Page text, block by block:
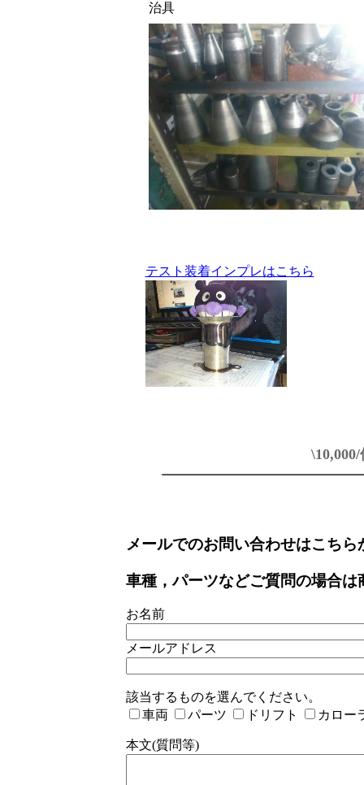
治具
テスト装着インプレはこちら
\10,000/
メールでのお問い合わせはこち
車種，パーツなどご質問の場合
お名前
メールアドレス
該当するものを選んでください。
車両
パーツ ドリフト カロー
本文(質問等)